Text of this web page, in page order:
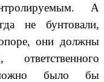
А
не бунтовали,
они должны
было бы